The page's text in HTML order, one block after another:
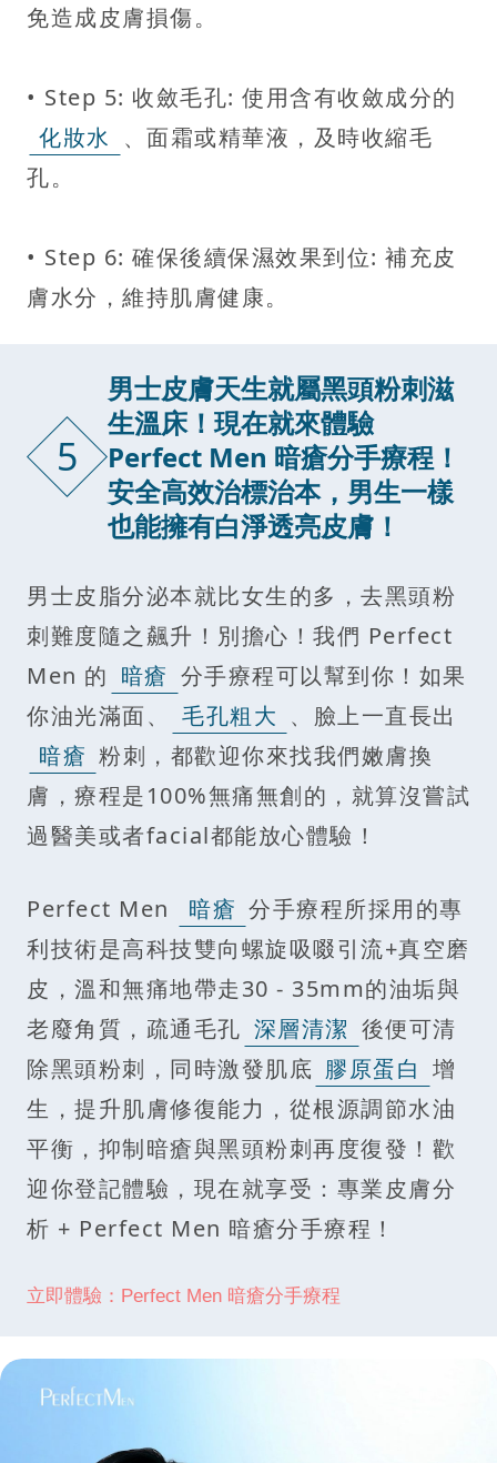
免造成皮膚損傷。
• Step 5: 收斂毛孔: 使用含有收斂成分的
化妝水 、面霜或精華液，及時收縮毛
孔。
• Step 6: 確保後續保濕效果到位: 補充皮
膚水分，維持肌膚健康。
5
男士皮膚天生就屬黑頭粉刺滋
生溫床！現在就來體驗
Perfect Men 暗瘡分手療程！
安全高效治標治本，男生一樣
也能擁有白淨透亮皮膚！
男士皮脂分泌本就比女生的多，去黑頭粉
刺難度隨之飆升！別擔心！我們 Perfect
Men 的 暗瘡 分手療程可以幫到你！如果
你油光滿面、
毛孔粗大 、臉上一直長出
暗瘡 粉刺，都歡迎你來找我們嫩膚換
膚，療程是100%無痛無創的，就算沒嘗試
過醫美或者facial都能放心體驗！
Perfect Men 暗瘡 分手療程所採用的專
利技術是高科技雙向螺旋吸啜引流+真空磨
皮，溫和無痛地帶走30 - 35mm的油垢與
老廢角質，疏通毛孔 深層清潔 後便可清
除黑頭粉刺，同時激發肌底 膠原蛋白 增
生，提升肌膚修復能力，從根源調節水油
平衡，抑制暗瘡與黑頭粉刺再度復發！歡
迎你登記體驗，現在就享受：專業皮膚分
析 + Perfect Men 暗瘡分手療程！
立即體驗：Perfect Men 暗瘡分手療程